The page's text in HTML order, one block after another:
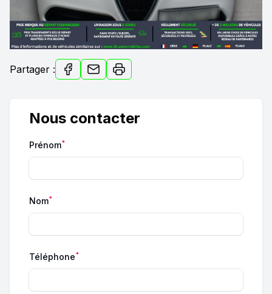
Partager :
Nous contacter
Prénom*
Nom*
Téléphone*